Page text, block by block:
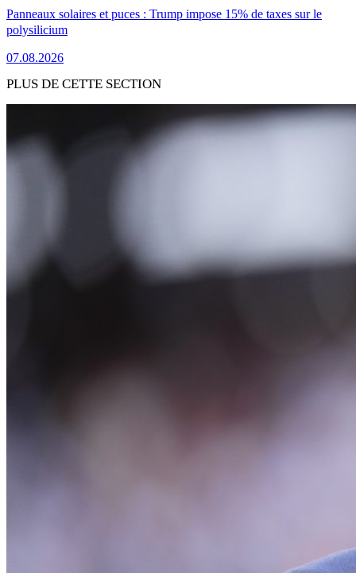
Panneaux solaires et puces : Trump impose 15% de taxes sur le
polysilicium
07.08.2026
PLUS DE CETTE SECTION